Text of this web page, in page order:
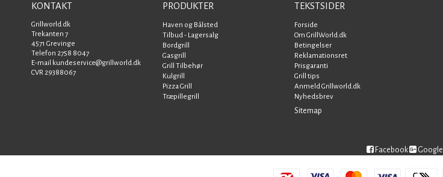
KONTAKT
Grillworld.dk
Trekanten 7
4571 Grevinge
Telefon 2758 8047
E-mail kundeservice@grillworld.dk
CVR 29388067
PRODUKTER
Haven og Bålsted
Tilbud - Lagersalg
Bordgrill
Gasgrill
Grill Tilbehør
Kulgrill
Pizza Grill
Træpillegrill
TEKSTSIDER
Forside
Om GrillWorld.dk
Betingelser
Reklamationsret
Prisgaranti
Grill tips
Anmeld Grillworld.dk
Nyhedsbrev
Sitemap
Facebook Google